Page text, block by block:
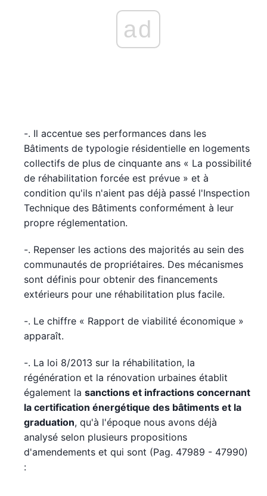
ad
-. Il accentue ses performances dans les
Bâtiments de typologie résidentielle en logements
collectifs de plus de cinquante ans « La possibilité
de réhabilitation forcée est prévue » et à
condition qu'ils n'aient pas déjà passé l'Inspection
Technique des Bâtiments conformément à leur
propre réglementation.
-. Repenser les actions des majorités au sein des
communautés de propriétaires. Des mécanismes
sont définis pour obtenir des financements
extérieurs pour une réhabilitation plus facile.
-. Le chiffre « Rapport de viabilité économique »
apparaît.
-. La loi 8/2013 sur la réhabilitation, la
régénération et la rénovation urbaines établit
également la sanctions et infractions concernant
la certification énergétique des bâtiments et la
graduation, qu'à l'époque nous avons déjà
analysé selon plusieurs propositions
d'amendements et qui sont (Pag. 47989 - 47990)
: